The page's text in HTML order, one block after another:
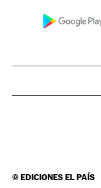
©EDICIONES EL PAÍS